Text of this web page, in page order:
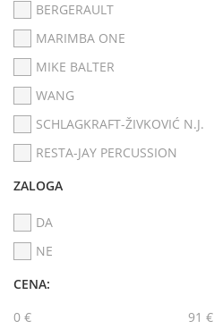
BERGERAULT
MARIMBA ONE
MIKE BALTER
WANG
SCHLAGKRAFT-ŽIVKOVIĆ N.J.
RESTA-JAY PERCUSSION
ZALOGA
DA
NE
CENA:
0 €
91 €